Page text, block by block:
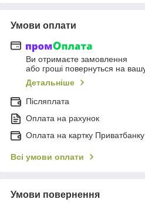
Умови оплати
Ви отримаєте замовлення
або гроші повернуться на
Детальніше
Післяплата
Оплата на рахунок
Оплата на картку Приватбанку
Всі умови оплати
Умови повернення